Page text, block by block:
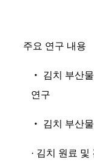
주요 연구 내용
‧ 김치 부산
연구
‧ 김치 부산
· 김치 원료 및